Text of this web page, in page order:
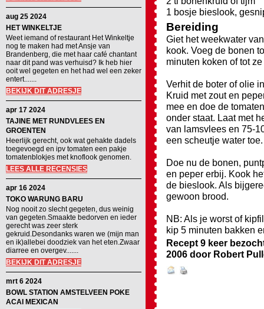
aug 25 2024
HET WINKELTJE
Weet iemand of restaurant Het Winkeltje
nog te maken had met Ansje van
Brandenberg, die met haar café chantant
naar dit pand was verhuisd? Ik heb hier
ooit wel gegeten en het had wel een zeker
entert.......
BEKIJK DIT ADRESJE
apr 17 2024
TAJINE MET RUNDVLEES EN
GROENTEN
Heerlijk gerecht, ook wat gehakte dadels
toegevoegd en ipv tomaten een pakje
tomatenblokjes met knoflook genomen.
LEES ALLE RECENSIES
apr 16 2024
TOKO WARUNG BARU
Nog nooit zo slecht gegeten, dus weinig
van gegeten.Smaakte bedorven en ieder
gerecht was zeer sterk
gekruid.Desondanks waren we (mijn man
en ik)allebei doodziek van het eten.Zwaar
diarree en overgev.......
BEKIJK DIT ADRESJE
mrt 6 2024
BOWL STATION AMSTELVEEN POKE
ACAI MEXICAN
1 bosje bieslook,
Bereiding
Giet het weekwater
kook. Voeg de bonen
minuten koken of tot
Verhit de boter of olie
Kruid met zout en
mee en doe de
onder staat. Laat met
van lamsvlees en 75-
een scheutje water toe.
Doe nu de bonen,
en peper erbij. Kook
de bieslook. Als
gewoon brood.
NB: Als je worst of
kip 5 minuten bakken
Recept 9 keer
2006 door Robert